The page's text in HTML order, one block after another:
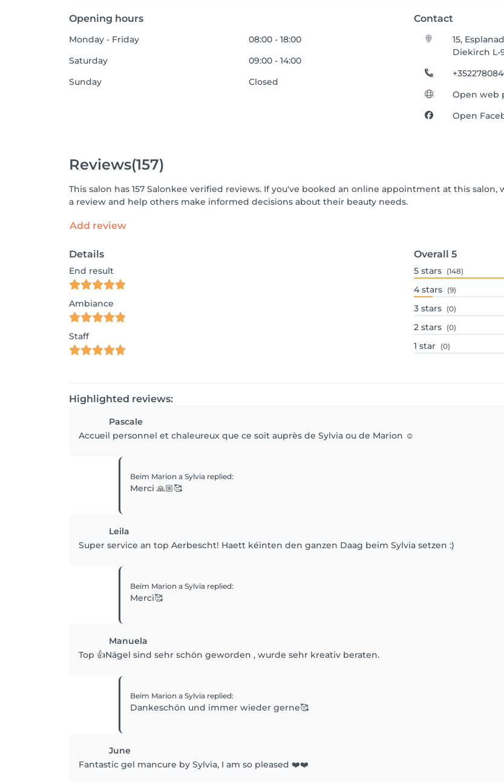
Opening hours Contact
Monday - Friday
08:00 - 18:00
Saturday
09:00 - 14:00
Sunday
Closed
15,
Diekirch L-
Open web
Open
Reviews(157)
This salon has 157 Salonkee verified reviews. If you've booked an online appointment at this
a review and help others make informed decisions about their beauty needs.
Add review
Details
End result
Ambiance
Staff
Overall 5
5 stars (148)
4 stars (9)
3 stars (0)
2 stars (0)
1 star (0)
Highlighted reviews:
Pascale
Accueil personnel et chaleureux que ce soit auprès de Sylvia ou de Marion ☺️
Beim Marion a Sylvia replied:
Merci 🙏🏼🥰
Leila
Super service an top Aerbescht! Haett kéinten den ganzen Daag beim Sylvia setzen :)
Beim Marion a Sylvia replied:
Merci🥰
Manuela
Top 👍Nägel sind sehr schön geworden , wurde sehr kreativ beraten.
Beim Marion a Sylvia replied:
Dankeschön und immer wieder gerne🥰
June
Fantastic gel mancure by Sylvia, I am so pleased ❤️❤️